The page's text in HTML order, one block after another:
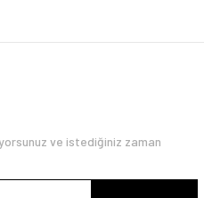
ve istediğiniz zaman